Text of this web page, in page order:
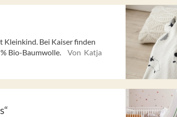
Kleinkind. Bei Kaiser finden
Bio-Baumwolle.
Von Katja